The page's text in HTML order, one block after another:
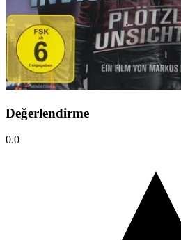
Değerlendirme
0.0